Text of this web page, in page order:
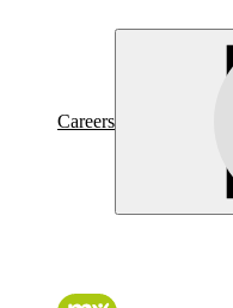
Careers